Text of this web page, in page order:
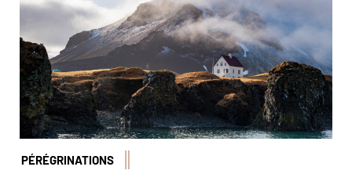
PÉRÉGRINATIONS